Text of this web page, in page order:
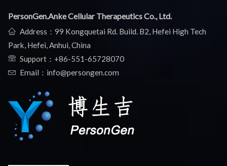
PersonGen.Anke Cellular Therapeutics Co., Ltd.
Address：99 Kongquetai Rd. Build. B2, Hefei High Tech
Park, Hefei, Anhui, China
Support： +86-551-65728070
Email：info@persongen.com